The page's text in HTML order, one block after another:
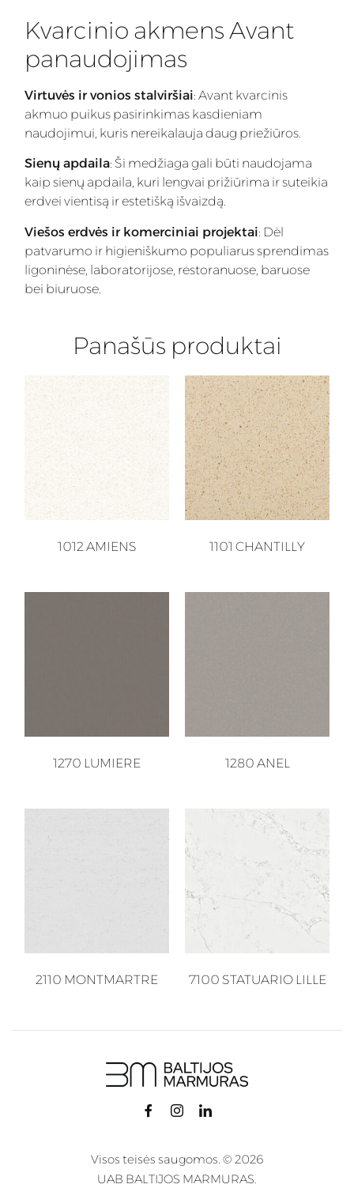
Kvarcinio akmens Avant
panaudojimas
Virtuvės ir vonios stalviršiai: Avant kvarcinis
akmuo puikus pasirinkimas kasdieniam
naudojimui, kuris nereikalauja daug priežiūros.
Sienų apdaila: Ši medžiaga gali būti naudojama
kaip sienų apdaila, kuri lengvai prižiūrima ir suteikia
erdvei vientisą ir estetišką išvaizdą.
Viešos erdvės ir komerciniai projektai: Dėl
patvarumo ir higieniškumo populiarus sprendimas
ligoninėse, laboratorijose, restoranuose, baruose
bei biuruose.
Panašūs produktai
1012 AMIENS 1101 CHANTILLY
1270 LUMIERE 1280 ANEL
2110 MONTMARTRE 7100 STATUARIO LILLE
Visos teisės saugomos. © 2026
UAB BALTIJOS MARMURAS.